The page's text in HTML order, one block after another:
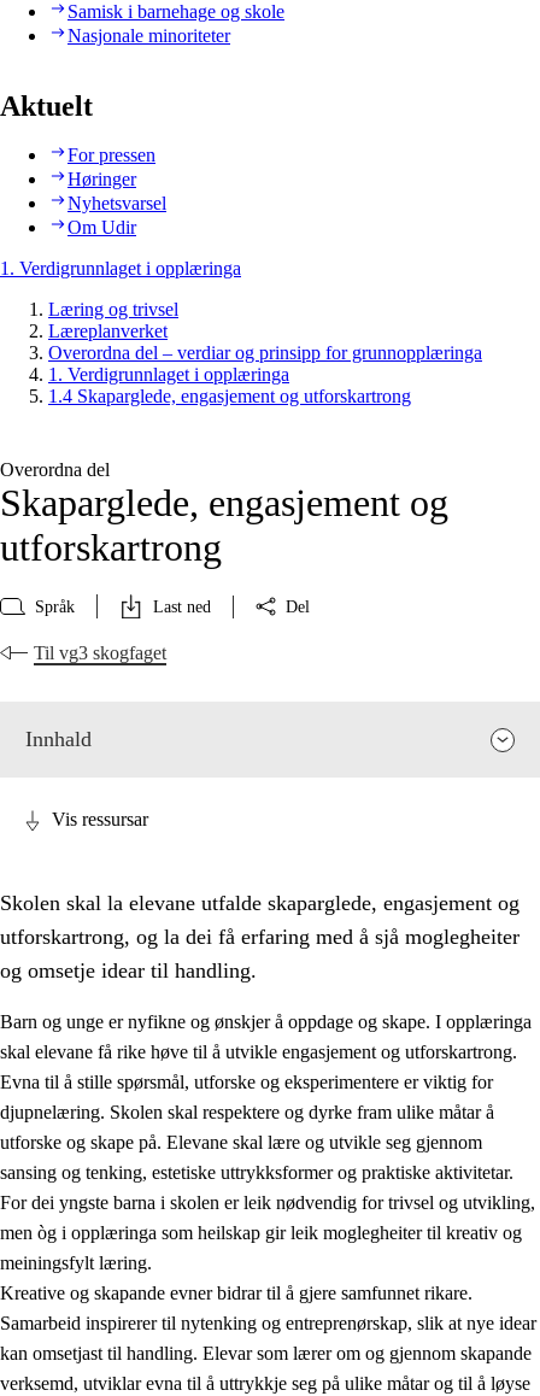
Samisk i barnehage og skole
Nasjonale minoriteter
Aktuelt
For pressen
Høringer
Nyhetsvarsel
Om Udir
1. Verdigrunnlaget i opplæringa
Læring og trivsel
Læreplanverket
Overordna del – verdiar og prinsipp for grunnopplæringa
1. Verdigrunnlaget i opplæringa
1.4 Skaparglede, engasjement og utforskartrong
Overordna del
Skaparglede, engasjement og
utforskartrong
Språk Last ned Del
Til vg3 skogfaget
Innhald
1. Verdigrunnlaget i opplæringa
1.1 Menneskeverdet
Identitet og kulturelt mangfald
1.3 Kritisk tenking og etisk bevisstheit
1.4 Skaparglede, engasjement og utforskartrong
1.5 Respekt for naturen og miljøbevisstheit
1.6 Demokrati og medverknad
Vis ressursar
Skolen skal la elevane utfalde skaparglede, engasjement og
utforskartrong, og la dei få erfaring med å sjå moglegheiter
og omsetje idear til handling.
Barn og unge er nyfikne og ønskjer å oppdage og skape. I opplæringa
skal elevane få rike høve til å utvikle engasjement og utforskartrong.
Evna til å stille spørsmål, utforske og eksperimentere er viktig for
djupnelæring. Skolen skal respektere og dyrke fram ulike måtar å
utforske og skape på. Elevane skal lære og utvikle seg gjennom
sansing og tenking, estetiske uttrykksformer og praktiske aktivitetar.
For dei yngste barna i skolen er leik nødvendig for trivsel og utvikling,
men òg i opplæringa som heilskap gir leik moglegheiter til kreativ og
meiningsfylt læring.
Kreative og skapande evner bidrar til å gjere samfunnet rikare.
Samarbeid inspirerer til nytenking og entreprenørskap, slik at nye idear
kan omsetjast til handling. Elevar som lærer om og gjennom skapande
verksemd, utviklar evna til å uttrykkje seg på ulike måtar og til å løyse